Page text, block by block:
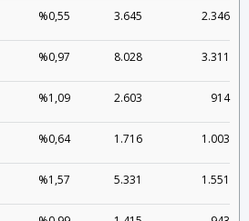
%0,55 3.645 2.346
%0,97 8.028 3.311
%1,09 2.603 914
%0,64 1.716 1.003
%1,57 5.331 1.551